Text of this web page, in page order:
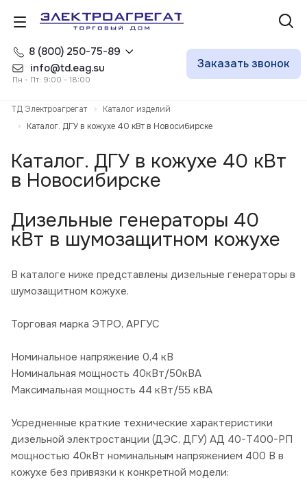
8 (800) 250-75-89
info@td.eag.su
Пн - Пт: 9:00 - 18:00
Заказать звонок
ТД Электроагрегат
Каталог изделий
Каталог. ДГУ в кожухе 40 кВт в Новосибирске
Каталог. ДГУ в кожухе 40 кВт
в Новосибирске
Дизельные генераторы 40
кВт в шумозащитном кожухе
В каталоге ниже представлены дизельные генераторы в
шумозащитном кожухе.
Торговая марка ЭТРО, АРГУС
Номинальное напряжение 0,4 кВ
Номинальная мощность 40кВт/50кВА
Максимальная мощность 44 кВт/55 кВА
Усредненные краткие технические характеристики
дизельной электростанции (ДЭС, ДГУ) АД 40-Т400-РП
мощностью 40кВт номинальным напряжением 400 В в
кожухе без привязки к конкретной модели: